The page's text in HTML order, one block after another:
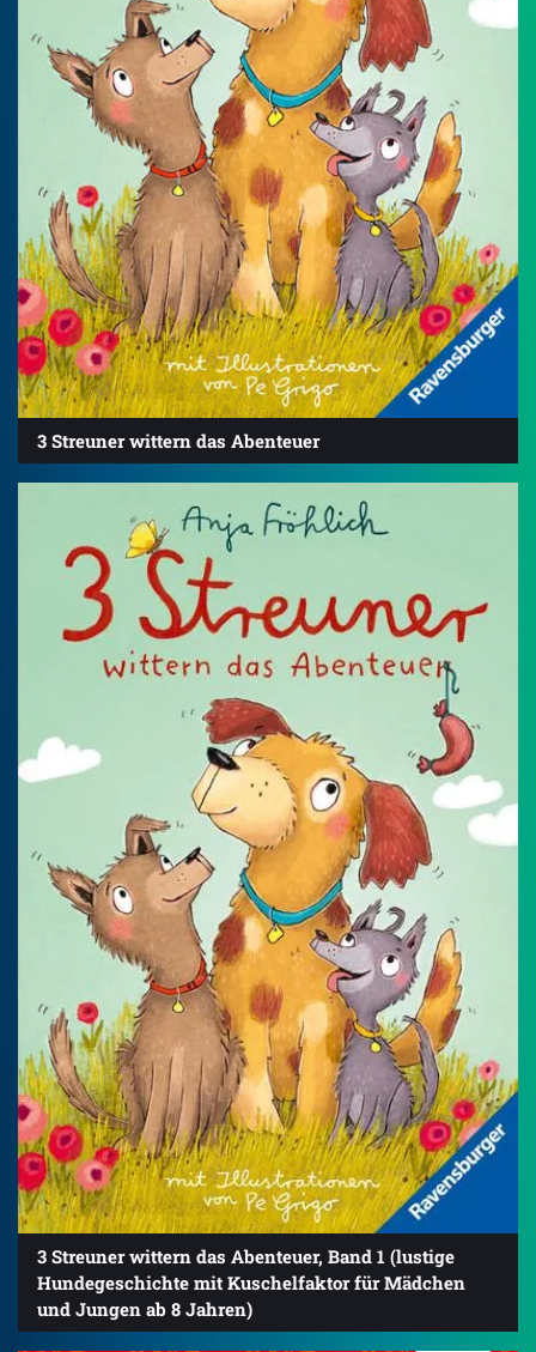
3 Streuner wittern das Abenteuer
3 Streuner wittern das Abenteuer, Band 1 (lustige
Hundegeschichte mit Kuschelfaktor für Mädchen
und Jungen ab 8 Jahren)